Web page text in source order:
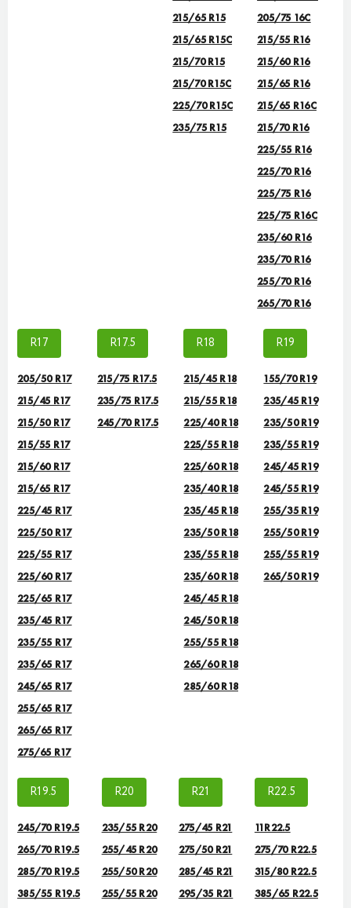
215/65 R15
215/65 R15C
215/70 R15
215/70 R15C
225/70 R15C
235/75 R15
205/75 16C
215/55 R16
215/60 R16
215/65 R16
215/65 R16C
215/70 R16
225/55 R16
225/70 R16
225/75 R16
225/75 R16С
235/60 R16
235/70 R16
255/70 R16
265/70 R16
R17
205/50 R17
215/45 R17
215/50 R17
215/55 R17
215/60 R17
215/65 R17
225/45 R17
225/50 R17
225/55 R17
225/60 R17
225/65 R17
235/45 R17
235/55 R17
235/65 R17
245/65 R17
255/65 R17
265/65 R17
275/65 R17
R17.5
215/75 R17.5
235/75 R17.5
245/70 R17.5
R18
215/45 R18
215/55 R18
225/40 R18
225/55 R18
225/60 R18
235/40 R18
235/45 R18
235/50 R18
235/55 R18
235/60 R18
245/45 R18
245/50 R18
255/55 R18
265/60 R18
285/60 R18
R19
155/70 R19
235/45 R19
235/50 R19
235/55 R19
245/45 R19
245/55 R19
255/35 R19
255/50 R19
255/55 R19
265/50 R19
R19.5
245/70 R19.5
265/70 R19.5
285/70 R19.5
385/55 R19.5
R20
235/55 R20
255/45 R20
255/50 R20
255/55 R20
R21
275/45 R21
275/50 R21
285/45 R21
295/35 R21
R22.5
11R22.5
275/70 R22.5
315/80 R22.5
385/65 R22.5